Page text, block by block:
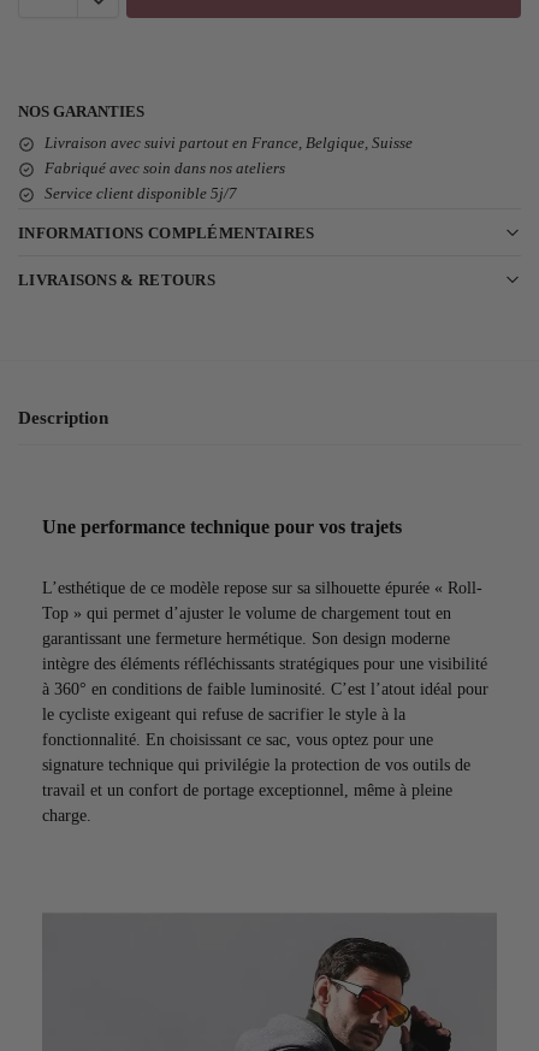
NOS GARANTIES
Livraison avec suivi partout en France, Belgique, Suisse
Fabriqué avec soin dans nos ateliers
Service client disponible 5j/7
INFORMATIONS COMPLÉMENTAIRES
LIVRAISONS & RETOURS
Description
Une performance technique pour vos trajets
L’esthétique de ce modèle repose sur sa silhouette épurée « Roll-
Top » qui permet d’ajuster le volume de chargement tout en
garantissant une fermeture hermétique. Son design moderne
intègre des éléments réfléchissants stratégiques pour une visibilité
à 360° en conditions de faible luminosité. C’est l’atout idéal pour
le cycliste exigeant qui refuse de sacrifier le style à la
fonctionnalité. En choisissant ce sac, vous optez pour une
signature technique qui privilégie la protection de vos outils de
travail et un confort de portage exceptionnel, même à pleine
charge.